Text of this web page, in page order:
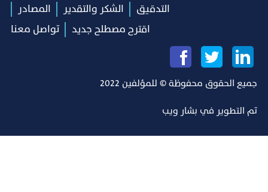
التدقيق
الشكر والتقدير
المصادر
اقترح مصطلح جديد
تواصل معنا
جميع الحقوق محفوظة © للمؤلفين 2022
تم التطوير في بشار ويب